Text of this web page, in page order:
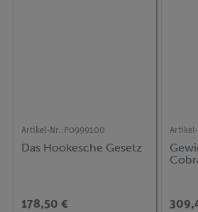
Artikel-Nr.: P0999100
Das Hookesche Gesetz
178,50 €